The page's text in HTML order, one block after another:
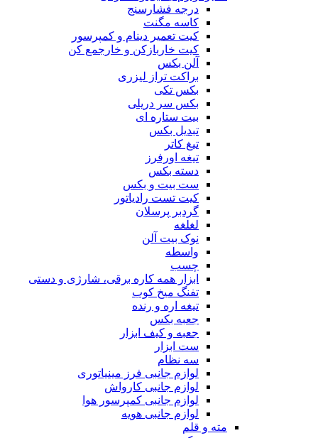
درجه فشارسنج
کاسه مگنت
کیت تعمیر دینام و کمپرسور
کیت خاربازکن و خارجمع کن
آلن بکس
براکت تراز لیزری
بکس تکی
بکس سر دریلی
بیت ستاره ای
تبدیل بکس
تیغ کاتر
تیغه اورفرز
دسته بکس
ست بیت و بکس
کیت تست رادیاتور
گردبر پرسلان
لغلغه
نوک بیت آلن
واسطه
چسب
ابزار همه کاره برقی، شارژی و دستی
تفنگ میخ کوب
تیغه اره و رنده
جعبه بکس
جعبه و کیف ابزار
ست ابزار
سه نظام
لوازم جانبی فرز مینیاتوری
لوازم جانبی کارواش
لوازم جانبی کمپرسور هوا
لوازم جانبی هویه
مته و قلم